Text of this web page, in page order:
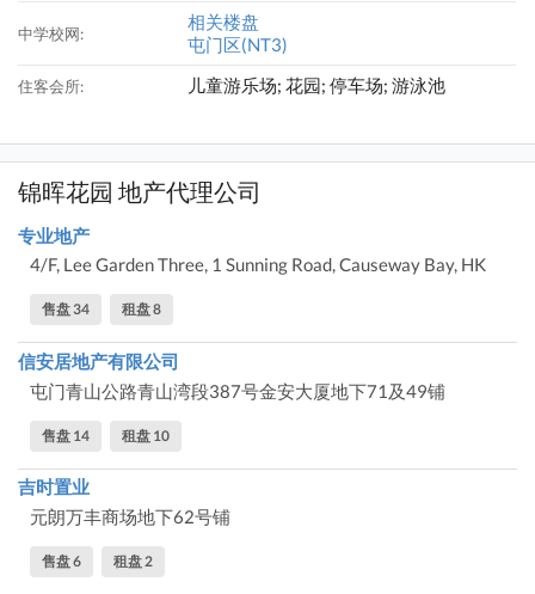
中学校网:
相关楼盘
屯门区(NT3)
住客会所: 儿童游乐场; 花园; 停车场; 游泳池
锦晖花园 地产代理公司
专业地产
4/F, Lee Garden Three, 1 Sunning Road, Causeway Bay, HK
售盘 34 租盘 8
信安居地产有限公司
屯门青山公路青山湾段387号金安大厦地下71及49铺
售盘 14 租盘 10
吉时置业
元朗万丰商场地下62号铺
售盘 6 租盘 2